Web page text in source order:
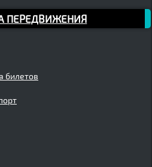
ПЕРЕДВИЖЕНИЯ
билетов